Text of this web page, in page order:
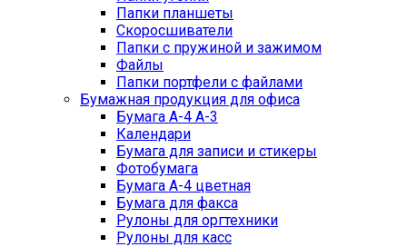
Папки планшеты
Скоросшиватели
Папки с пружиной и зажимом
Файлы
Папки портфели с файлами
Бумажная продукция для офиса
Бумага А-4 А-3
Календари
Бумага для записи и стикеры
Фотобумага
Бумага А-4 цветная
Бумага для факса
Рулоны для оргтехники
Рулоны для касс